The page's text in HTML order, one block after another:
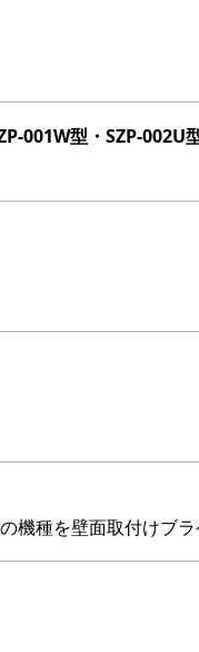
001W型・SZP-002U
機種を壁面取付けブ